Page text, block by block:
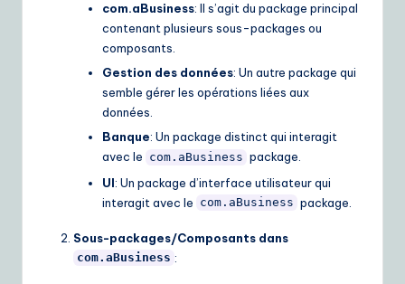
com.aBusiness: Il s’agit du package principal
contenant plusieurs sous-packages ou
composants.
Gestion des données: Un autre package qui
semble gérer les opérations liées aux
données.
Banque: Un package distinct qui interagit
avec le com.aBusiness package.
UI: Un package d’interface utilisateur qui
interagit avec le com.aBusiness package.
Sous-packages/Composants dans
com.aBusiness :